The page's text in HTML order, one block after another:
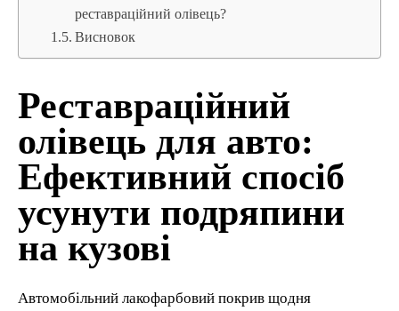
реставраційний олівець?
Висновок
Реставраційний
олівець для авто:
Ефективний спосіб
усунути подряпини
на кузові
Автомобільний лакофарбовий покрив щодня